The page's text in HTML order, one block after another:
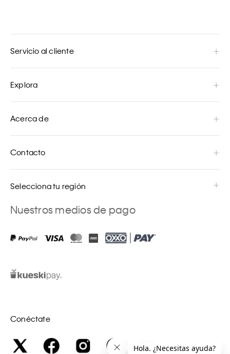
Servicio al cliente
Explora
Acerca de
Contacto
Selecciona tu región
Nuestros medios de pago
Conéctate